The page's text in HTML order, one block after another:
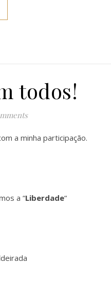
todos!
a minha participação.
a “Liberdade“